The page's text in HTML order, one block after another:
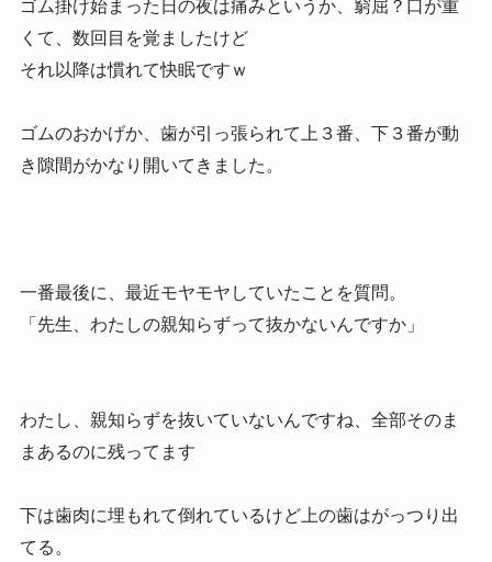
ゴム掛け始まった日の夜は痛みというか、窮屈？口が重
くて、数回目を覚ましたけど
それ以降は慣れて快眠ですｗ
ゴムのおかげか、歯が引っ張られて上３番、下３番が動
き隙間がかなり開いてきました。
一番最後に、最近モヤモヤしていたことを質問。
「先生、わたしの親知らずって抜かないんですか」
わたし、親知らずを抜いていないんですね、全部そのま
まあるのに残ってます
下は歯肉に埋もれて倒れているけど上の歯はがっつり出
てる。